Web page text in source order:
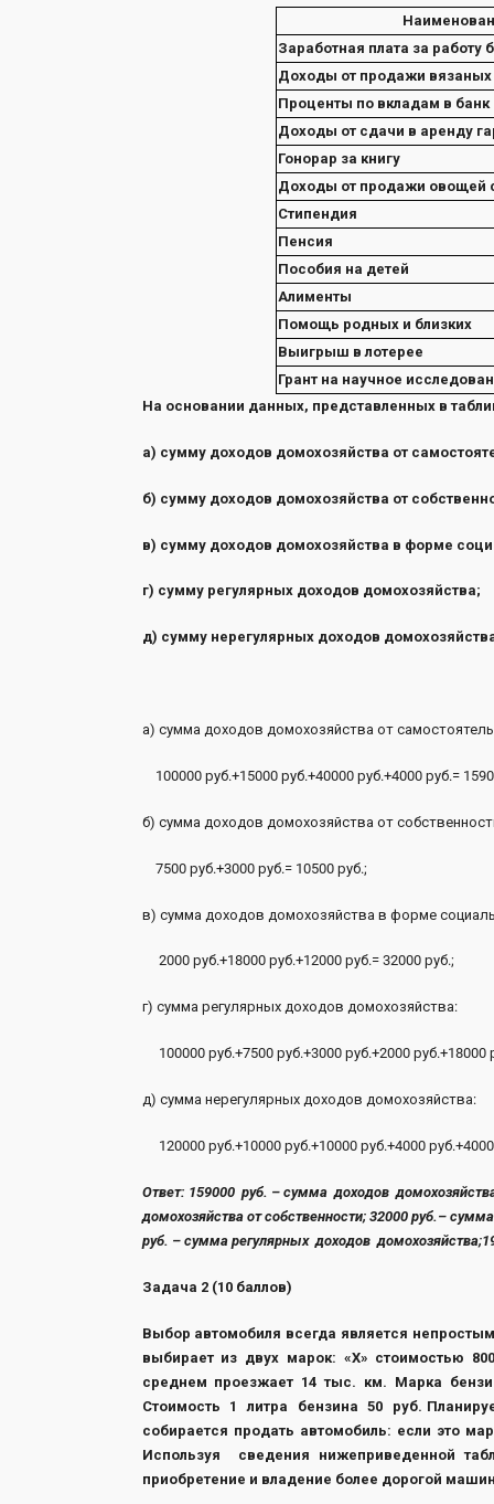
Заработная плата за работу
Доходы от продажи вязаных
Проценты по вкладам в банк
Доходы от сдачи в аренду
Гонорар за книгу
Доходы от продажи овощей
Стипендия
Пенсия
Пособия на детей
Алименты
Помощь родных и близких
Выигрыш в лотерее
Грант на научное
На основании данных, представленных в
а) сумму доходов домохозяйства от
б) сумму доходов домохозяйства от
в) сумму доходов домохозяйства в форме
г) сумму регулярных доходов домохозяйства;
д) сумму нерегулярных доходов
а) сумма доходов домохозяйства от
100000 руб.+15000 руб.+40000
б) сумма доходов домохозяйства от
7500 руб.+3000 руб.= 10500 руб.;
в) сумма доходов домохозяйства в форме
2000 руб.+18000 руб.+12000 руб.= 32000 руб.;
г) сумма регулярных доходов домохозяйства:
100000 руб.+7500 руб.+3000 руб.+2000
д) сумма нерегулярных доходов домохозяйства:
120000 руб.+10000 руб.+10000 руб.+4000
Ответ: 159000 руб. – сумма доходов
домохозяйства от собственности; 32000 руб.–
руб. – сумма регулярных доходов
Задача 2 (10 баллов)
Выбор автомобиля всегда является
выбирает из двух марок: «Х» стоимостью
среднем проезжает 14 тыс. км. Марка
Стоимость 1 литра бензина 50 руб.
собирается продать автомобиль: если это
Используя сведения нижеприведенной
приобретение и владение более дорогой